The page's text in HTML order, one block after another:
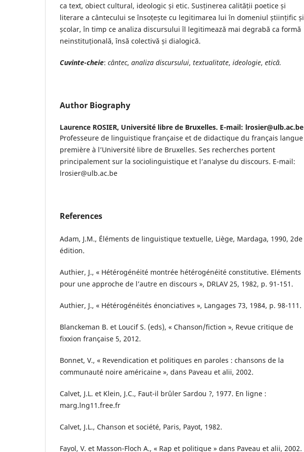
ca text, obiect cultural, ideologic și etic. Susținerea calității poetice și
literare a cântecului se însoțește cu legitimarea lui în domeniul științific și
școlar, în timp ce analiza discursului îl legitimează mai degrabă ca formă
neinstituțională, însă colectivă și dialogică.
Cuvinte-cheie: cântec, analiza discursului, textualitate, ideologie, etică.
Author Biography
Laurence ROSIER, Université libre de Bruxelles. E-mail: lrosier@ulb.ac.be
Professeure de linguistique française et de didactique du français langue
première à l’Université libre de Bruxelles. Ses recherches portent
principalement sur la sociolinguistique et l’analyse du discours. E-mail:
lrosier@ulb.ac.be
References
Adam, J.M., Éléments de linguistique textuelle, Liège, Mardaga, 1990, 2de
édition.
Authier, J., « Hétérogénéité montrée hétérogénéité constitutive. Eléments
pour une approche de l’autre en discours », DRLAV 25, 1982, p. 91-151.
Authier, J., « Hétérogénéités énonciatives », Langages 73, 1984, p. 98-111.
Blanckeman B. et Loucif S. (eds), « Chanson/fiction », Revue critique de
fixxion française 5, 2012.
Bonnet, V., « Revendication et politiques en paroles : chansons de la
communauté noire américaine », dans Paveau et alii, 2002.
Calvet, J.L. et Klein, J.C., Faut-il brûler Sardou ?, 1977. En ligne :
marg.lng11.free.fr
Calvet, J.L., Chanson et société, Paris, Payot, 1982.
Fayol, V. et Masson-Floch A., « Rap et politique » dans Paveau et alii, 2002.